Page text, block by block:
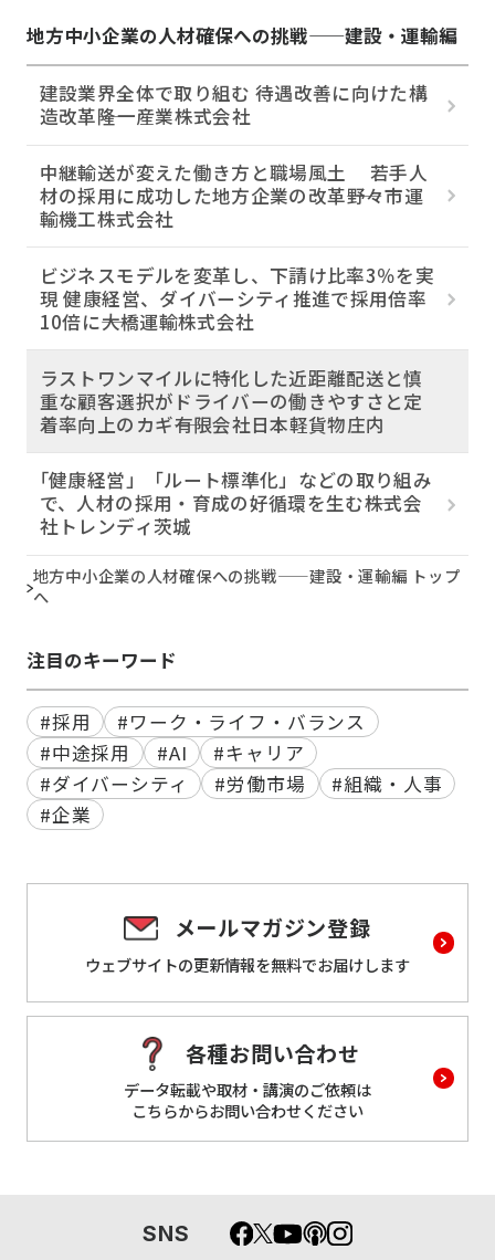
地方中小企業の人材確保への挑戦——建設・運輸編
建設業界全体で取り組む 待遇改善に向けた構
造改革――隆一産業株式会社
中継輸送が変えた働き方と職場風土 若手人
材の採用に成功した地方企業の改革――野々市運
輸機工株式会社
ビジネスモデルを変革し、下請け比率3％を実
現 健康経営、ダイバーシティ推進で採用倍率
10倍に――大橋運輸株式会社
ラストワンマイルに特化した近距離配送と慎
重な顧客選択がドライバーの働きやすさと定
着率向上のカギ――有限会社日本軽貨物庄内
｢健康経営」「ルート標準化」などの取り組み
で、人材の採用・育成の好循環を生む――株式会
社トレンディ茨城
地方中小企業の人材確保への挑戦——建設・運輸編 トップ
へ
注目のキーワード
#採用
#ワーク・ライフ・バランス
#中途採用
#AI
#キャリア
#ダイバーシティ
#労働市場
#組織・人事
#企業
メールマガジン登録
ウェブサイトの更新情報を無料でお届けします
各種お問い合わせ
データ転載や取材・講演のご依頼は
こちらからお問い合わせください
SNS